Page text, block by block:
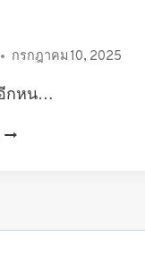
กรกฎาคม 10, 2025
กหน…
แนะนำ